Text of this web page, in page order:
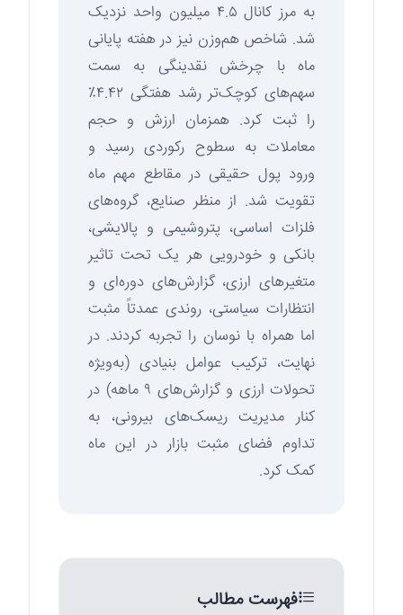
به مرز کانال ۴.۵ میلیون واحد نزدیک
شد. شاخص هم‌وزن نیز در هفته پایانی
ماه با چرخش نقدینگی به سمت
سهم‌های کوچک‌تر رشد هفتگی ۴.۴۲٪
را ثبت کرد. همزمان ارزش و حجم
معاملات به سطوح رکوردی رسید و
ورود پول حقیقی در مقاطع مهم ماه
تقویت شد. از منظر صنایع، گروه‌های
فلزات اساسی، پتروشیمی و پالایشی،
بانکی و خودرویی هر یک تحت تاثیر
متغیرهای ارزی، گزارش‌های دوره‌ای و
انتظارات سیاستی، روندی عمدتاً مثبت
اما همراه با نوسان را تجربه کردند. در
نهایت، ترکیب عوامل بنیادی (به‌ویژه
تحولات ارزی و گزارش‌های ۹ ماهه) در
کنار مدیریت ریسک‌های بیرونی، به
تداوم فضای مثبت بازار در این ماه
کمک کرد.
فهرست مطالب